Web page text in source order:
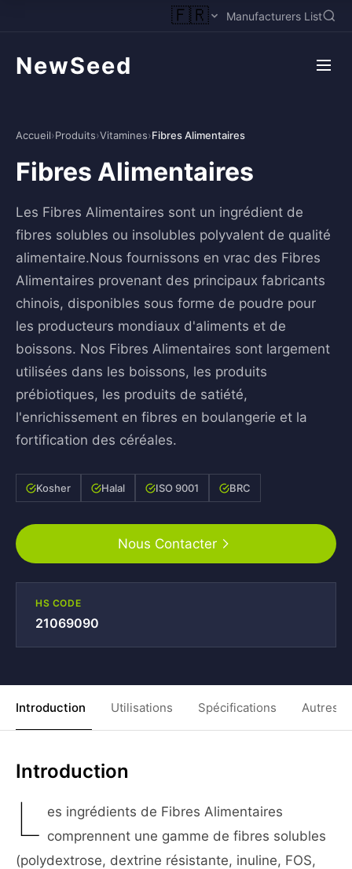
🇫🇷 Manufacturers List
NewSeed
Accueil›Produits›Vitamines›Fibres Alimentaires
Fibres Alimentaires
Les Fibres Alimentaires sont un ingrédient de
fibres solubles ou insolubles polyvalent de qualité
alimentaire.Nous fournissons en vrac des Fibres
Alimentaires provenant des principaux fabricants
chinois, disponibles sous forme de poudre pour
les producteurs mondiaux d'aliments et de
boissons. Nos Fibres Alimentaires sont largement
utilisées dans les boissons, les produits
prébiotiques, les produits de satiété,
l'enrichissement en fibres en boulangerie et la
fortification des céréales.
Kosher Halal ISO 9001 BRC
Nous Contacter
HS CODE
21069090
Introduction Utilisations Spécifications Autres
Introduction
L es ingrédients de Fibres Alimentaires
comprennent une gamme de fibres solubles
(polydextrose, dextrine résistante, inuline, FOS,